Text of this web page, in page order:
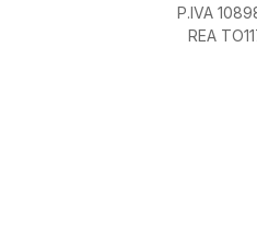
P.IVA
REA